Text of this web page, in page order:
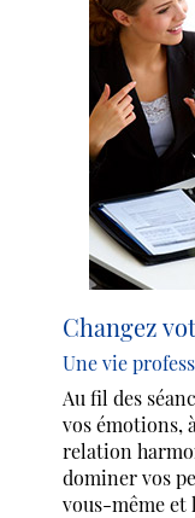
Changez
Une vie
Au fil des
vos émotions,
relation
dominer vos
vous-même et